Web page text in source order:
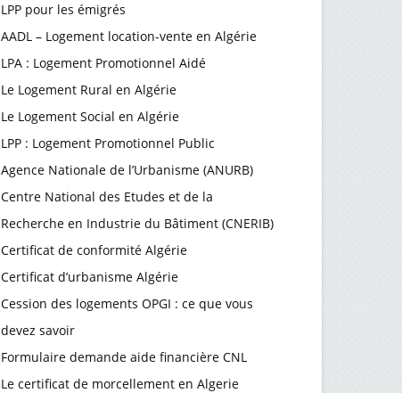
LPP pour les émigrés
AADL – Logement location-vente en Algérie
LPA : Logement Promotionnel Aidé
Le Logement Rural en Algérie
Le Logement Social en Algérie
LPP : Logement Promotionnel Public
Agence Nationale de l’Urbanisme (ANURB)
Centre National des Etudes et de la
Recherche en Industrie du Bâtiment (CNERIB)
Certificat de conformité Algérie
Certificat d’urbanisme Algérie
Cession des logements OPGI : ce que vous
devez savoir
Formulaire demande aide financière CNL
Le certificat de morcellement en Algerie